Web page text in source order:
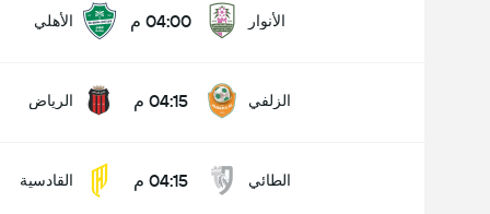
الأنوار 04:00 م الأهلي
الزلفي 04:15 م الرياض
الطائي 04:15 م القادسية